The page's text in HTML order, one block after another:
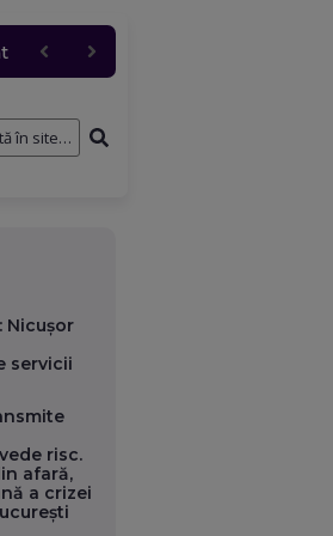
Nicușor
servicii
risc.
afară,
a crizei